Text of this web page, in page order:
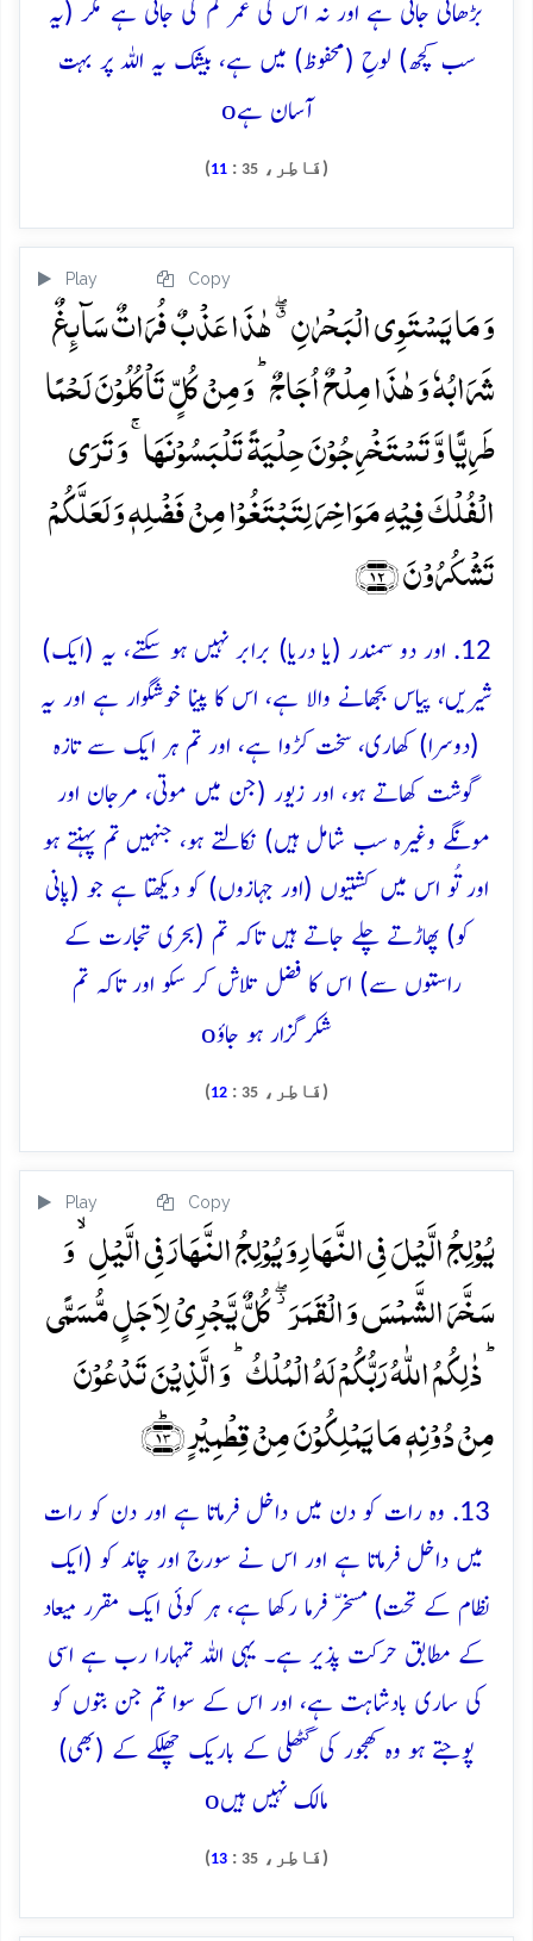
بڑھائی جاتی ہے اور نہ اس کی عمر کم کی جاتی ہے مگر (یہ
سب کچھ) لوحِ (محفوظ) میں ہے، بیشک یہ اللہ پر بہت
آسان ہےo
(فَاطِر، 35
:
11
)
Play Copy
وَ مَا یَسۡتَوِی الۡبَحۡرٰنِ ٭ۖ ہٰذَا عَذۡبٌ فُرَاتٌ سَآئِغٌ
شَرَابُہٗ وَ ہٰذَا مِلۡحٌ اُجَاجٌ ؕ وَ مِنۡ کُلٍّ تَاۡکُلُوۡنَ لَحۡمًا
طَرِیًّا وَّ تَسۡتَخۡرِجُوۡنَ حِلۡیَۃً تَلۡبَسُوۡنَہَا ۚ وَ تَرَی
الۡفُلۡکَ فِیۡہِ مَوَاخِرَ لِتَبۡتَغُوۡا مِنۡ فَضۡلِہٖ وَ لَعَلَّکُمۡ
تَشۡکُرُوۡنَ ﴿۱۲﴾
12. اور دو سمندر (یا دریا) برابر نہیں ہو سکتے، یہ (ایک)
شیریں، پیاس بجھانے والا ہے، اس کا پینا خوشگوار ہے اور یہ
(دوسرا) کھاری، سخت کڑوا ہے، اور تم ہر ایک سے تازہ
گوشت کھاتے ہو، اور زیور (جن میں موتی، مرجان اور
مونگے وغیرہ سب شامل ہیں) نکالتے ہو، جنہیں تم پہنتے ہو
اور تُو اس میں کشتیوں (اور جہازوں) کو دیکھتا ہے جو (پانی
کو) پھاڑتے چلے جاتے ہیں تاکہ تم (بحری تجارت کے
راستوں سے) اس کا فضل تلاش کر سکو اور تاکہ تم
شکرگزار ہو جاؤo
(فَاطِر، 35
:
12
)
Play Copy
یُوۡلِجُ الَّیۡلَ فِی النَّہَارِ وَ یُوۡلِجُ النَّہَارَ فِی الَّیۡلِ ۙ وَ
سَخَّرَ الشَّمۡسَ وَ الۡقَمَرَ ۫ۖ کُلٌّ یَّجۡرِیۡ لِاَجَلٍ مُّسَمًّی
ؕ ذٰلِکُمُ اللّٰہُ رَبُّکُمۡ لَہُ الۡمُلۡکُ ؕ وَ الَّذِیۡنَ تَدۡعُوۡنَ
مِنۡ دُوۡنِہٖ مَا یَمۡلِکُوۡنَ مِنۡ قِطۡمِیۡرٍ ﴿ؕ۱۳﴾
13. وہ رات کو دن میں داخل فرماتا ہے اور دن کو رات
میں داخل فرماتا ہے اور اس نے سورج اور چاند کو (ایک
نظام کے تحت) مسخرّ فرما رکھا ہے، ہر کوئی ایک مقرر میعاد
کے مطابق حرکت پذیر ہے۔ یہی اللہ تمہارا رب ہے اسی
کی ساری بادشاہت ہے، اور اس کے سوا تم جن بتوں کو
پوجتے ہو وہ کھجور کی گٹھلی کے باریک چھلکے کے (بھی)
مالک نہیں ہیںo
(فَاطِر، 35
:
13
)